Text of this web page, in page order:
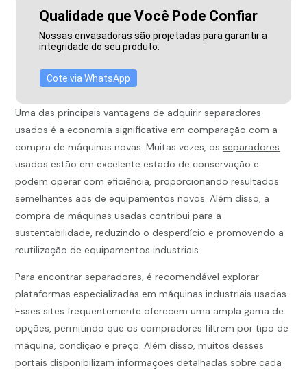
Qualidade que Você Pode Confiar
Nossas envasadoras são projetadas para garantir a
integridade do seu produto.
Cote via WhatsApp
Uma das principais vantagens de adquirirseparadores
usados é a economia significativa em comparação com a
compra de máquinas novas. Muitas vezes, osseparadores
usados estão em excelente estado de conservação e
podem operar com eficiência, proporcionando resultados
semelhantes aos de equipamentos novos. Além disso, a
compra de máquinas usadas contribui para a
sustentabilidade, reduzindo o desperdício e promovendo a
reutilização de equipamentos industriais.
Para encontrarseparadores, é recomendável explorar
plataformas especializadas em máquinas industriais usadas.
Esses sites frequentemente oferecem uma ampla gama de
opções, permitindo que os compradores filtrem por tipo de
máquina, condição e preço. Além disso, muitos desses
portais disponibilizam informações detalhadas sobre cada